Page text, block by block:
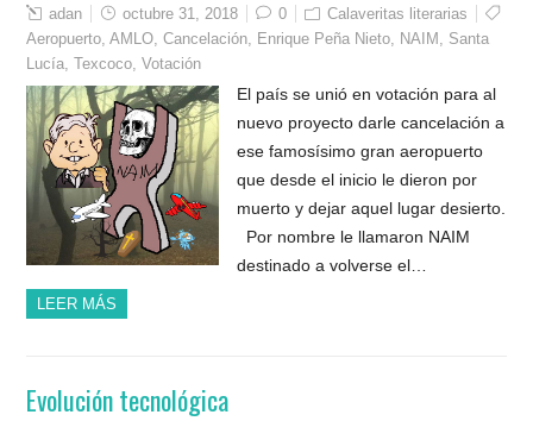
adan octubre 31, 2018 0
Calaveritas literarias
Aeropuerto,AMLO,Cancelación, Enrique Peña Nieto, NAIM , Santa
Lucía,Texcoco,Votación
El país se unió en votación para al
nuevo proyecto darle cancelación a
ese famosísimo gran aeropuerto
que desde el inicio le dieron por
muerto y dejar aquel lugar desierto.
Por nombre le llamaron NAIM
destinado a volverse el…
LEER MÁS
Evolución tecnológica